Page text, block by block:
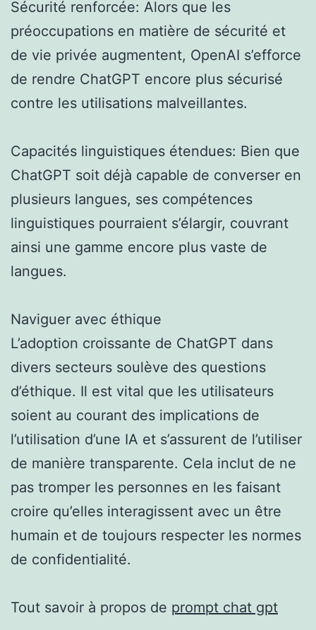
Sécurité renforcée: Alors que les
préoccupations en matière de sécurité et
de vie privée augmentent, OpenAI s’efforce
de rendre ChatGPT encore plus sécurisé
contre les utilisations malveillantes.
Capacités linguistiques étendues: Bien que
ChatGPT soit déjà capable de converser en
plusieurs langues, ses compétences
linguistiques pourraient s’élargir, couvrant
ainsi une gamme encore plus vaste de
langues.
Naviguer avec éthique
L’adoption croissante de ChatGPT dans
divers secteurs soulève des questions
d’éthique. Il est vital que les utilisateurs
soient au courant des implications de
l’utilisation d’une IA et s’assurent de l’utiliser
de manière transparente. Cela inclut de ne
pas tromper les personnes en les faisant
croire qu’elles interagissent avec un être
humain et de toujours respecter les normes
de confidentialité.
Tout savoir à propos de prompt chat gpt